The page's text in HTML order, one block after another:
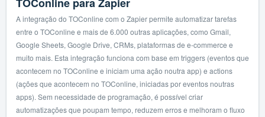
A integração do TOConline com o Zapier permite automatizar tarefas
entre o TOConline e mais de 6.000 outras aplicações, como Gmail,
Google Sheets, Google Drive, CRMs, plataformas de e-commerce e
muito mais. Esta integração funciona com base em triggers (eventos que
acontecem no TOConline e iniciam uma ação noutra app) e actions
(ações que acontecem no TOConline, iniciadas por eventos noutras
apps). Sem necessidade de programação, é possível criar
automatizações que poupam tempo, reduzem erros e melhoram o fluxo